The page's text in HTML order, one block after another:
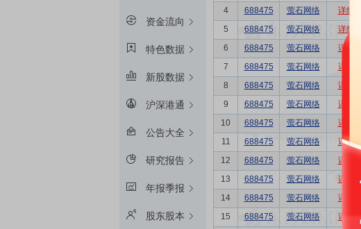
资金流向
特色数据
新股数据
沪深港通
公告大全
研究报告
年报季报
股东股本
4
688475 萤石网络 详细
5
688475 萤石网络 详细
6
688475 萤石网络 详细
7
688475 萤石网络 详细
8
688475 萤石网络 详细
9
688475 萤石网络 详细
10
688475 萤石网络 详细
11
688475 萤石网络 详细
12
688475 萤石网络 详细
13
688475 萤石网络 详细
14
688475 萤石网络 详细
15
688475 萤石网络 详细